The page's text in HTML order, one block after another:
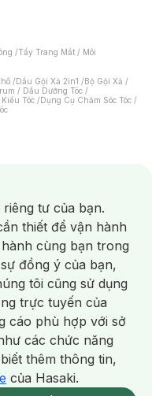
2H Xem chi tiết
/Tẩy Trang Mắt / Môi
/Dầu Gội Xả 2in1 /Bộ Gội Xả /
/ Dầu Dưỡng Tóc /
Tóc /Dụng Cụ Chăm Sóc Tóc /
Hơi /Nước Rửa Tay/
/Bàn Chải Điện/
/ Nước Súc Miệng/
Vệ Sinh/Dưỡng Vùng Kín/
/Bọt Cạo Râu /Dao Cạo Râu/
Lão Hóa/ Da Mụn/
/ Tàn Nhang
Rửa Mặt Máy Chăm Sóc Da
tư của bạn.
thiết để vận hành
cùng bạn trong
đồng ý của bạn,
tôi cũng sử dụng
trực tuyến của
cáo phù hợp với sở
các chức năng
thêm thông tin,
của Hasaki.